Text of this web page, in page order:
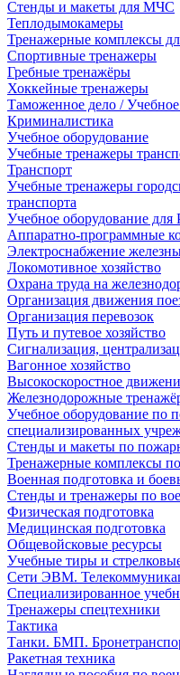
Стенды и макеты для МЧС
Теплодымокамеры
Тренажерные комплексы
Спортивные тренажеры
Гребные тренажёры
Хоккейные тренажеры
Таможенное дело /
Криминалистика
Учебное оборудование
Учебные тренажеры
Транспорт
Учебные тренажеры
транспорта
Учебное оборудование
Аппаратно-программные
Электроснабжение
Локомотивное хозяйство
Охрана труда на
Организация движения
Организация перевозок
Путь и путевое хозяйство
Сигнализация,
Вагонное хозяйство
Высокоскоростное
Железнодорожные
Учебное оборудование по
специализированных
Стенды и макеты по
Тренажерные комплексы
Военная подготовка и
Стенды и тренажеры по
Физическая подготовка
Медицинская подготовка
Общевойсковые ресурсы
Учебные тиры и
Сети ЭВМ.
Специализированное
Тренажеры спецтехники
Тактика
Танки. БМП.
Ракетная техника